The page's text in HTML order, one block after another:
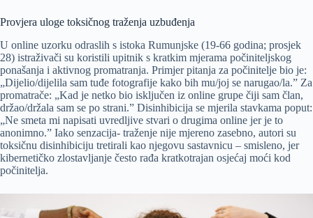
Provjera uloge toksičnog traženja uzbuđenja
U online uzorku odraslih s istoka Rumunjske (19-66 godina; prosjek
28) istraživači su koristili upitnik s kratkim mjerama počiniteljskog
ponašanja i aktivnog promatranja. Primjer pitanja za počinitelje bio je:
„Dijelio/dijelila sam tuđe fotografije kako bih mu/joj se narugao/la.” Za
promatrače: „Kad je netko bio isključen iz online grupe čiji sam član,
držao/držala sam se po strani.” Disinhibicija se mjerila stavkama poput:
„Ne smeta mi napisati uvredljive stvari o drugima online jer je to
anonimno.” Iako senzacija- traženje nije mjereno zasebno, autori su
toksičnu disinhibiciju tretirali kao njegovu sastavnicu – smisleno, jer
kibernetičko zlostavljanje često rađa kratkotrajan osjećaj moći kod
počinitelja.